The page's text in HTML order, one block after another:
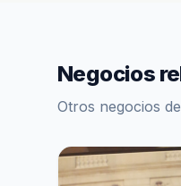
Negocios
Otros negocios